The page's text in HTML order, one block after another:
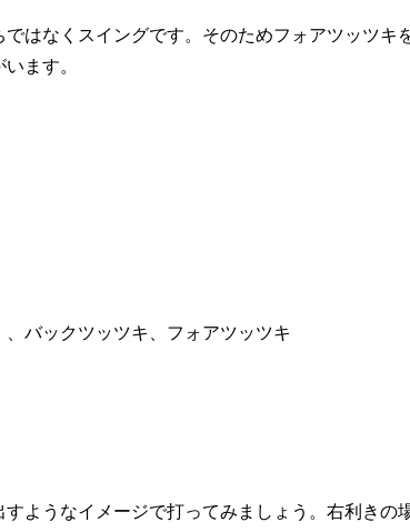
はなくスイングです。そのためフォアツッツキ
ます。
バックツッツキ、フォアツッツキ
ようなイメージで打ってみましょう。右利きの